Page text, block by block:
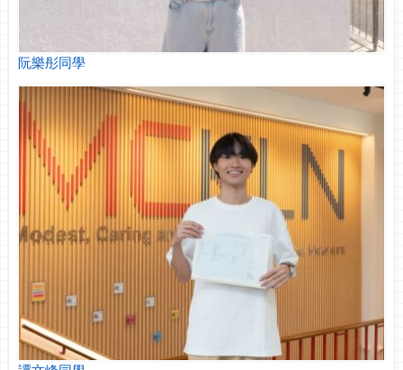
阮樂彤同學